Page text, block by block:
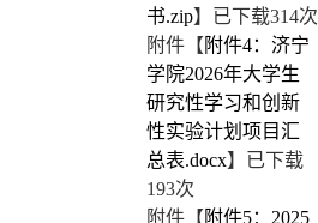
第 7 页
书.zip】已下载314次
附件【 附件4：济宁
学院2026年大学生
研究性学习和创新
性实验计划项目汇
总表.docx】已下载
193次
附件【 附件5：2025